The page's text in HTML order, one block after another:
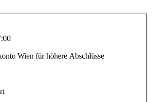
Wien für höhere Abschlüsse